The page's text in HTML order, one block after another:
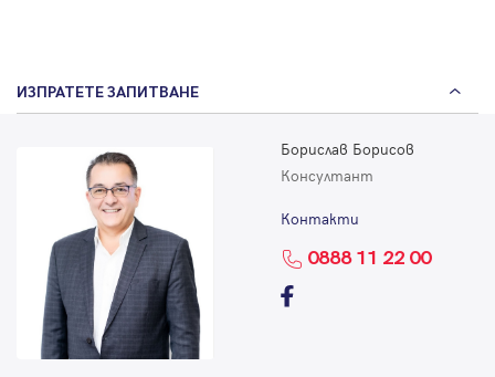
ИЗПРАТЕТЕ ЗАПИТВАНЕ
Борислав Борисов
Консултант
Контакти
0888 11 22 00